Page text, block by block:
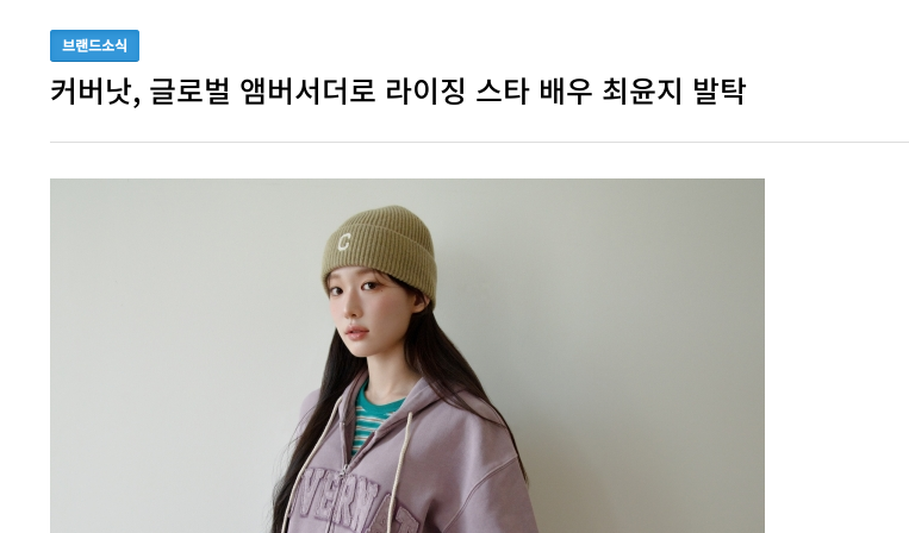
브랜드소식
커버낫, 글로벌 앰버서더로 라이징 스타 배우 최윤지 발탁